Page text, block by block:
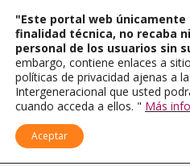
"Este portal web
finalidad técnica, no recaba
personal de los usuarios sin
embargo, contiene enlaces a
políticas de privacidad ajenas a
Intergeneracional que usted
cuando acceda a ellos. " Más
Aceptar